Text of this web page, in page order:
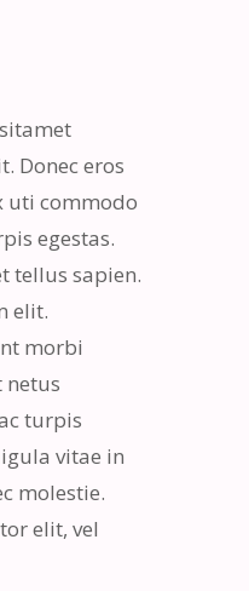
Donec eros
uti commodo
egestas.
tellus sapien.
elit.
morbi
netus
turpis
vitae in
molestie.
elit, vel